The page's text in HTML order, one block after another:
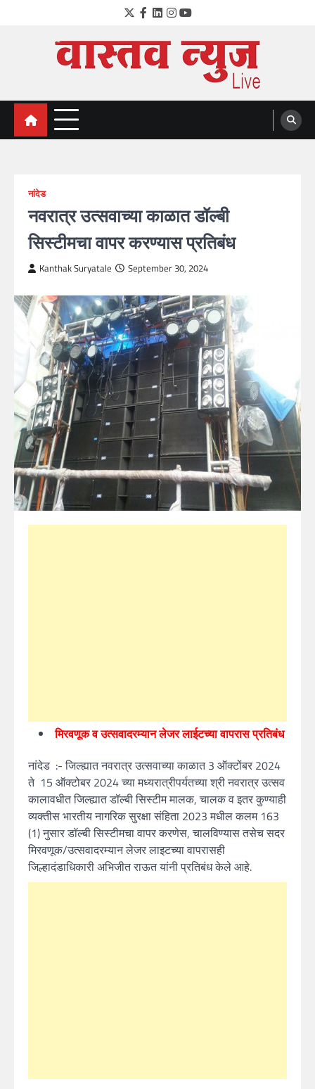
Twitter
Facebook
LinkedIn
Instagram
YouTube
VastavNEWSLive.com
a leading NEWS portal of Maharahstra
नांदेड
नवरात्र उत्सवाच्या काळात डॉल्बी
सिस्टीमचा वापर करण्यास प्रतिबंध
Kanthak Suryatale September 30, 2024
मिरवणूक व उत्सवादरम्यान लेजर लाईटच्या वापरास प्रतिबंध
नांदेड :- जिल्ह्यात नवरात्र उत्सवाच्या काळात 3 ऑक्टोंबर 2024
ते 15 ऑक्टोबर 2024 च्या मध्यरात्रीपर्यतच्या श्री नवरात्र उत्सव
कालावधीत जिल्ह्यात डॉल्बी सिस्टीम मालक, चालक व इतर कुण्‍याही
व्‍यक्‍तीस भारतीय नागरिक सुरक्षा संहिता 2023 मधील कलम 163
(1) नुसार डॉल्बी सिस्टीमचा वापर करणेस, चालविण्यास तसेच सदर
मिरवणूक/उत्सवादरम्यान लेजर लाइटच्या वापरासही
जिल्हादंडाधिकारी अभिजीत राऊत यांनी प्रतिबंध केले आहे.